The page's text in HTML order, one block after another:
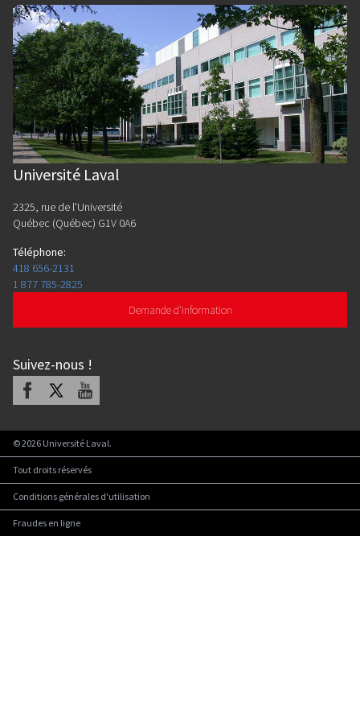
Université Laval
2325, rue de l'Université
Québec (Québec) G1V 0A6
Téléphone:
418 656-2131
1 877 785-2825
Demande d'information
Suivez-nous !
Facebook Youtube
©2026 Université Laval.
Tout droits réservés
Conditions générales d'utilisation
Fraudes en ligne